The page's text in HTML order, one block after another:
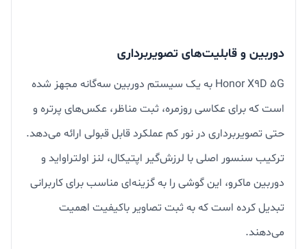
دوربین و قابلیت‌های تصویربرداری
Honor X9D 5G به یک سیستم دوربین سه‌گانه مجهز شده
است که برای عکاسی روزمره، ثبت مناظر، عکس‌های پرتره و
حتی تصویربرداری در نور کم عملکرد قابل قبولی ارائه می‌دهد.
ترکیب سنسور اصلی با لرزش‌گیر اپتیکال، لنز اولتراواید و
دوربین ماکرو، این گوشی را به گزینه‌ای مناسب برای کاربرانی
تبدیل کرده است که به ثبت تصاویر باکیفیت اهمیت
می‌دهند.